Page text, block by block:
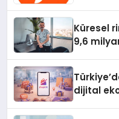
Küresel
9,6
dijital